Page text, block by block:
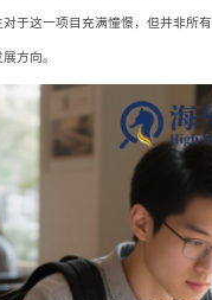
流和平台优势，吸引了无数
留学生对于这一项目充满憧
己的发展方向。